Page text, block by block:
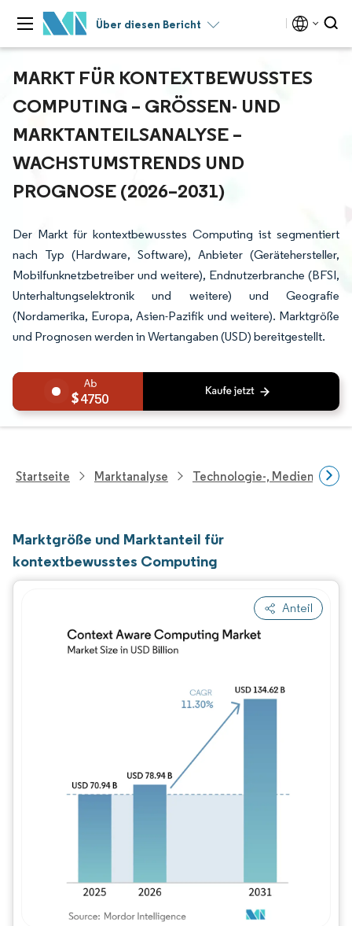
Über diesen Bericht
MARKT FÜR KONTEXTBEWUSSTES
COMPUTING – GRÖSSEN- UND M
ARKTANTEILSANALYSE – W
ACHSTUMSTRENDS UND P
ROGNOSE (2026–2031)
Der Markt für kontextbewusstes Computing ist segmentiert
nach Typ (Hardware, Software), Anbieter (Gerätehersteller,
Mobilfunknetzbetreiber und weitere), Endnutzerbranche (BFSI,
Unterhaltungselektronik und weitere) und Geografie
(Nordamerika, Europa, Asien-Pazifik und weitere). Marktgröße
und Prognosen werden in Wertangaben (USD) bereitgestellt.
4750
Startseite Marktanalyse Technologie-, Medien- Und
Marktgröße und Marktanteil für
kontextbewusstes Computing
Anteil
Bild © Mordor Intelligence.